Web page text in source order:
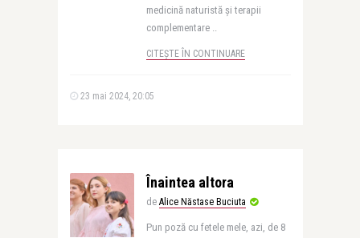
medicină naturistă și terapii
complementare ..
CITEȘTE ÎN CONTINUARE
23 mai 2024, 20:05
Înaintea altora
de Alice Năstase Buciuta
Pun poză cu fetele mele, azi, de 8